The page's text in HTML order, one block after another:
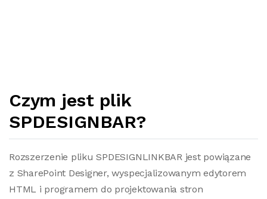
Czym jest plik
SPDESIGNBAR?
Rozszerzenie pliku SPDESIGNLINKBAR jest powiązane
z SharePoint Designer, wyspecjalizowanym edytorem
HTML i programem do projektowania stron